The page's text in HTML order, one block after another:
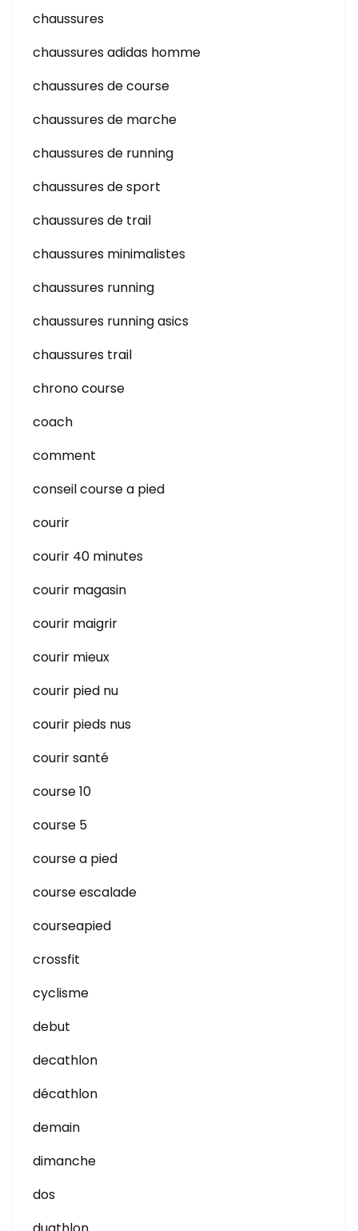
chaussures
chaussures adidas homme
chaussures de course
chaussures de marche
chaussures de running
chaussures de sport
chaussures de trail
chaussures minimalistes
chaussures running
chaussures running asics
chaussures trail
chrono course
coach
comment
conseil course a pied
courir
courir 40 minutes
courir magasin
courir maigrir
courir mieux
courir pied nu
courir pieds nus
courir santé
course 10
course 5
course a pied
course escalade
courseapied
crossfit
cyclisme
debut
decathlon
décathlon
demain
dimanche
dos